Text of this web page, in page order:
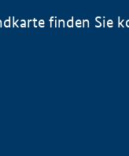
finden Sie